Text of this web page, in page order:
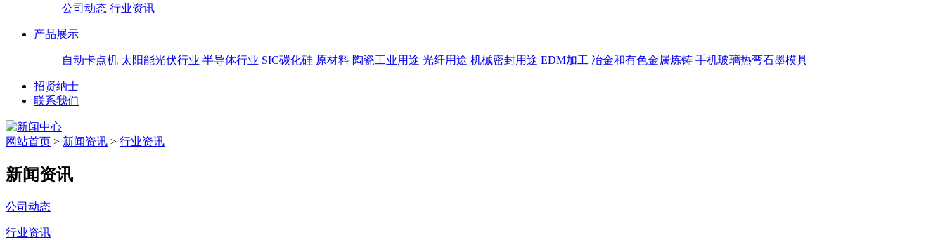
公司动态 行业资讯
产品展示
自动卡点机 太阳能光伏行业 半导体行业 SIC碳化硅 原材料 陶瓷工业用途 光纤用途 机械密封用途 EDM加工 冶金和有色金属炼铸 手机玻璃热弯石墨模具
招贤纳士
联系我们
网站首页 > 新闻资讯 > 行业资讯
新闻资讯
公司动态
行业资讯